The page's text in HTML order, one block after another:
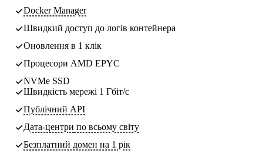
Docker Manager
Швидкий доступ до логів контейнера
Оновлення в 1 клік
Процесори AMD EPYC
NVMe SSD
Швидкість мережі 1 Гбіт/с
Публічний API
Дата-центри по всьому світу
Безплатний домен на 1 рік